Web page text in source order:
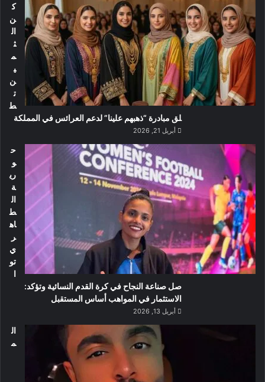
ك
ن
ال
ث
م
ي
ن
ت
ط
لق مبادرة “ذهبهم علينا” لدعم العرائس في المملكة
أبريل 21, 2026
ح
و
ري
ة
ال
ط
اه
ر
ي
تو
ا
صل صناعة النجاح في كرة القدم النسائية وتؤكد:
الاستثمار في المواهب أساس المستقبل
أبريل 13, 2026
ال
م